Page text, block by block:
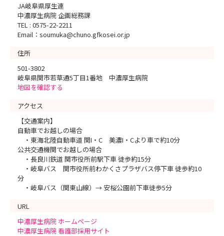
JA岐阜県厚生連
中濃厚生病院 企画総務課
TEL : 0575-22-2211
Email：soumuka@chuno.gfkosei.or.jp
住所
501-3802
岐阜県関市若草通5丁目1番地 中濃厚生病院
地図を確認する
アクセス
【交通案内】
自動車でお越しの場合
・東海北陸自動車道 関I・C 美濃I・Cより車で約10分
公共交通機関でお越しの場合
・長良川鉄道 関市役所前駅下車 徒歩約15分
・岐阜バス 関市役所前わかくさプラザバス停下車 徒歩約10
分
・岐阜バス（関東山線）→ 安桜公園前下車徒歩5分
URL
中濃厚生病院 ホームページ
中濃厚生病院 看護部採用サイト